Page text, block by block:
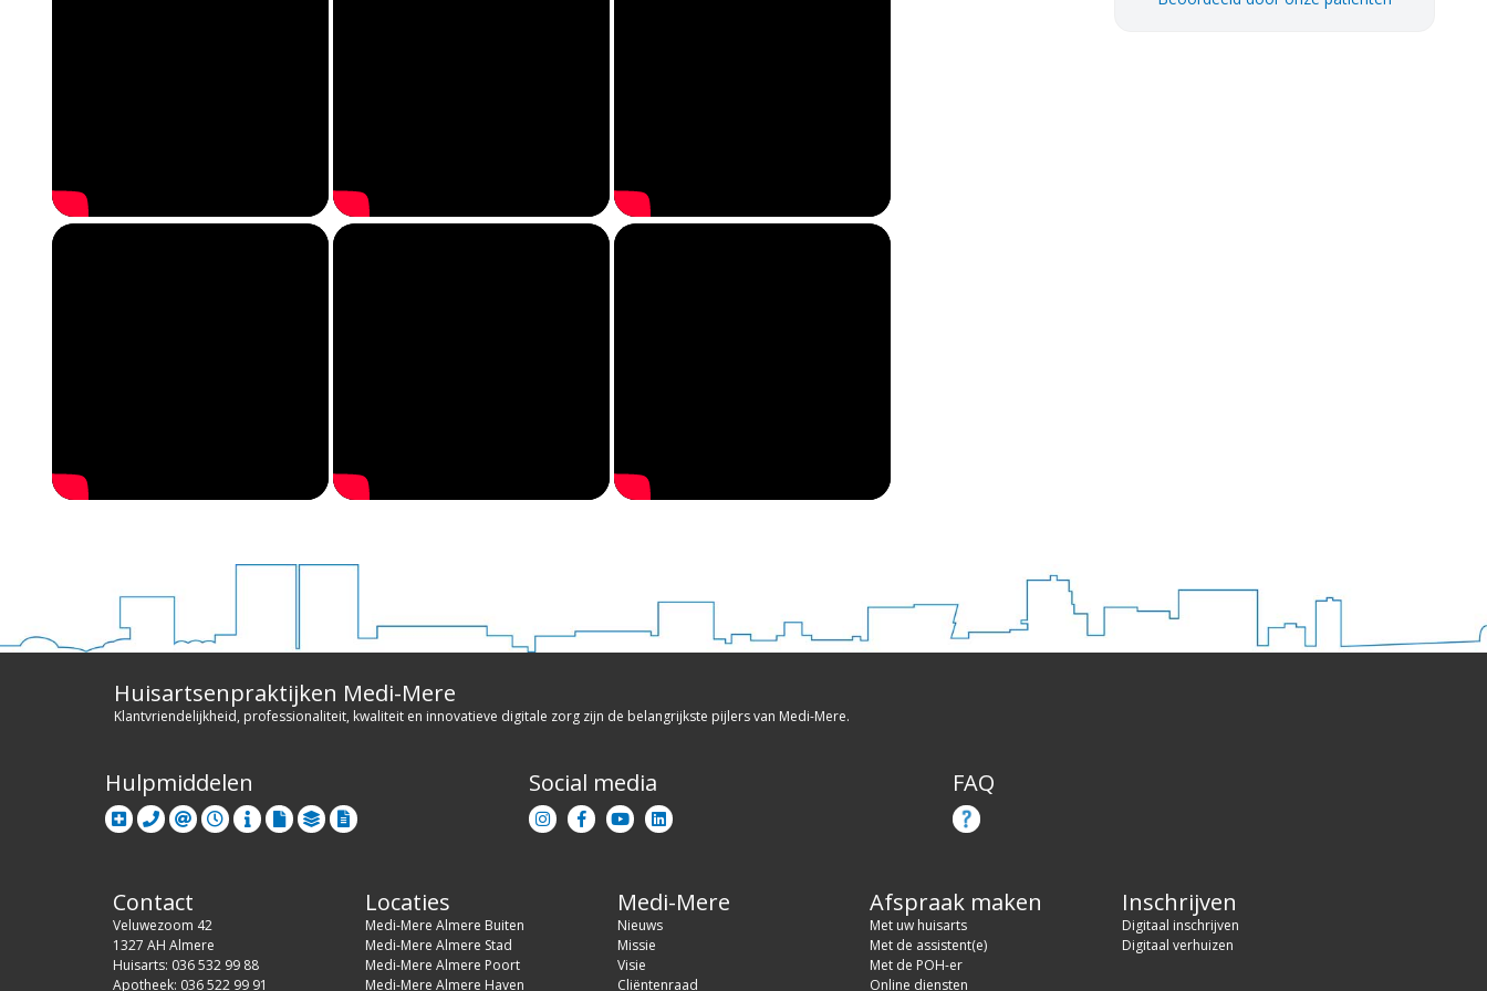
Huisartsenpraktijken Medi-Mere
Klantvriendelijkheid, professionaliteit, kwaliteit en innovatieve digitale zorg zijn de belangrijkste pijlers van Medi-Mere.
Hulpmiddelen Social media FAQ
Contact
Veluwezoom 42
1327 AH Almere
Huisarts: 036 532 99 88
Apotheek: 036 522 99 91
Locaties
Medi-Mere Almere Buiten
Medi-Mere Almere Stad
Medi-Mere Almere Poort
Medi-Mere Almere Haven
Medi-Mere
Nieuws
Missie
Visie
Cliëntenraad
Afspraak maken
Met uw huisarts
Met de assistent(e)
Met de POH-er
Online diensten
Inschrijven
Digitaal inschrijven
Digitaal verhuizen